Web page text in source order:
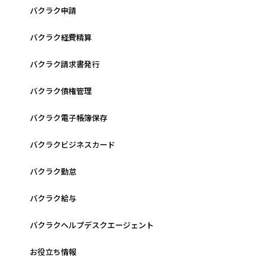
バクラク申請
バクラク経費精算
バクラク請求書発行
バクラク債権管理
バクラク電子帳簿保存
バクラクビジネスカード
バクラク勤怠
バクラク給与
バクラクヘルプデスクエージェント
お役立ち情報